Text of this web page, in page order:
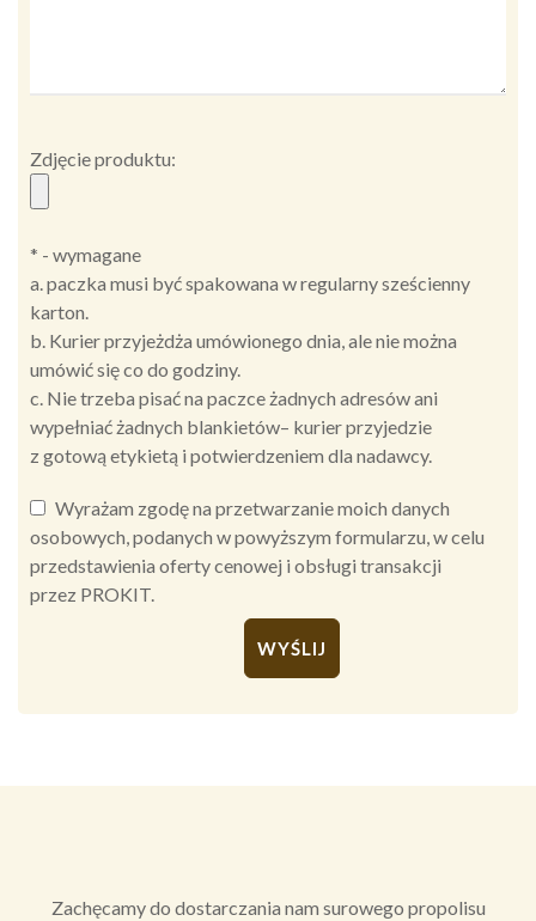
Zdjęcie produktu:
* - wymagane
a. paczka musi być spakowana w regularny sześcienny
karton.
b. Kurier przyjeżdża umówionego dnia, ale nie można
umówić się co do godziny.
c. Nie trzeba pisać na paczce żadnych adresów ani
wypełniać żadnych blankietów– kurier przyjedzie
z gotową etykietą i potwierdzeniem dla nadawcy.
Wyrażam zgodę na przetwarzanie moich danych
osobowych, podanych w powyższym formularzu, w celu
przedstawienia oferty cenowej i obsługi transakcji
przez PROKIT.
Alternative:
Zachęcamy do dostarczania nam surowego propolisu